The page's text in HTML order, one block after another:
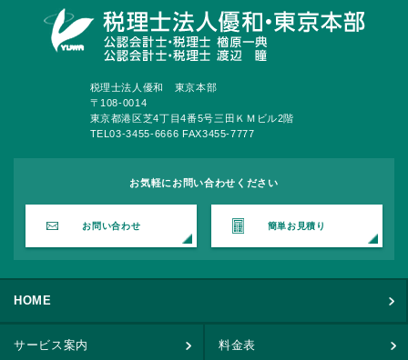
税理士法人優和 東京本部
〒108-0014
東京都港区芝4丁目4番5号三田ＫＭビル2階
TEL03-3455-6666 FAX3455-7777
お気軽にお問い合わせください
お問い合わせ 簡単お見積り
HOME
サービス案内 料金表